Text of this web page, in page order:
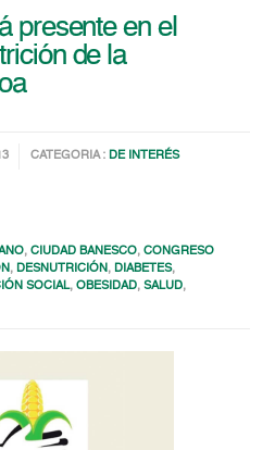
presente en el
de la
CATEGORIA :DE INTERÉS
,CIUDAD BANESCO,CONGRESO
,DESNUTRICIÓN,DIABETES,
SOCIAL,OBESIDAD,SALUD,